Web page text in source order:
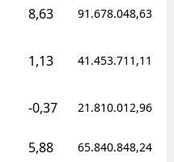
8,63 91.678.048,63
1,13 41.453.711,11
-0,37 21.810.012,96
5,88 65.840.848,24